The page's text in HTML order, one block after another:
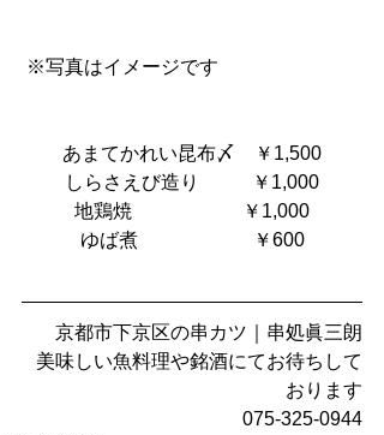
※写真はイメージです
あまてかれい昆布〆    ￥1,500
しらさえび造り  　     ￥1,000
地鶏焼　                   ￥1,000
ゆば煮                        ￥600
京都市下京区の串カツ｜串処眞三朗
美味しい魚料理や銘酒にてお待ちして
おります
075-325-0944